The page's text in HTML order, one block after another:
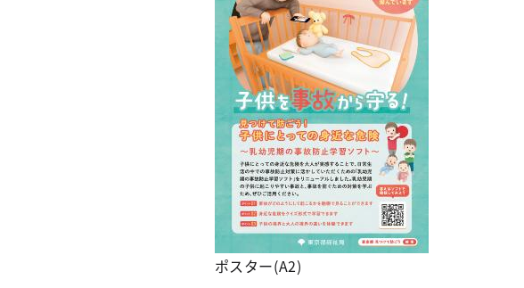
ポスター(A2)